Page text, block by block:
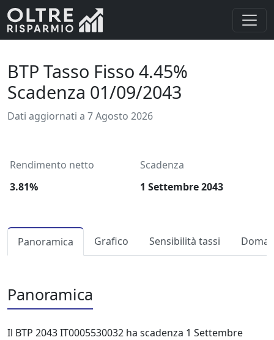
BTP Tasso Fisso 4.45%
Scadenza 01/09/2043
Dati aggiornati a 7 Agosto 2026
Rendimento netto
Scadenza
3.81%
1 Settembre 2043
Panoramica Grafico Sensibilità tassi
Panoramica
Il BTP 2043 IT0005530032 ha scadenza 1 Settembre